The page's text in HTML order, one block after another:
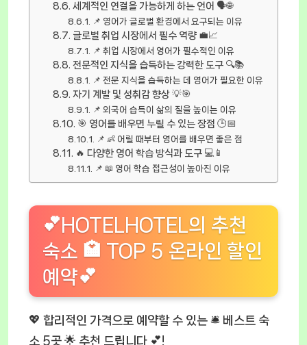
세계적인 연결을 가능하게 하는 언어 🗣️🌐
📌 영어가 글로벌 환경에서 요구되는 이유
글로벌 취업 시장에서 필수 역량 💼📈
📌 취업 시장에서 영어가 필수적인 이유
전문적인 지식을 습득하는 강력한 도구 🔍📚
📌 전문 지식을 습득하는 데 영어가 필요한 이유
자기 계발 및 성취감 향상 💡🎯
📌 외국어 습득이 삶의 질을 높이는 이유
🎯 영어를 배우면 누릴 수 있는 장점 🕒📅
📌 👶 어릴 때부터 영어를 배우면 좋은 점
🔥 다양한 영어 학습 방식과 도구 💻📱
📌 📖 영어 학습 접근성이 높아진 이유
💕HOTELHOTEL의 추천
숙소 🏩 TOP 5 온라인 할인
예약💕
💖 합리적인 가격으로 예약할 수 있는 🛎️ 베스트 숙
소 5곳 🌟 추천 드립니다 💕!